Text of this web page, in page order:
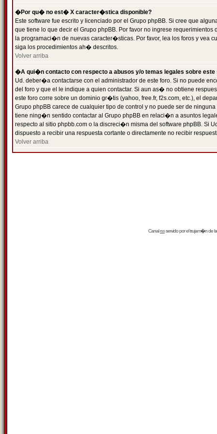
�Por qu� no est� X caracter�stica disponible?
Este software fue escrito y licenciado por el Grupo phpBB. Si cree que
que tiene lo que decir el Grupo phpBB. Por favor no ingrese
la programaci�n de nuevas caracter�sticas. Por favor, lea los foros y vea
siga los procedimientos ah� descritos.
Volver arriba
�A qui�n contacto con respecto a abusos y/o temas legales sobre este
Ud. deber�a contactarse con el administrador de este foro. Si no puede
del foro y que el le indique a quien contactar. Si aun as� no obtiene
este foro corre sobre un dominio gr�tis (yahoo, free.fr, f2s.com, etc.), el
Grupo phpBB carece de cualquier tipo de control y no puede ser de
tiene ning�n sentido contactar al Grupo phpBB en relaci�n a asuntos
respecto al sitio phpbb.com o la discreci�n misma del software phpBB. Si
dispuesto a recibir una respuesta cortante o directamente no recibir
Volver arriba
Canalrssservido por eltrujam�nde